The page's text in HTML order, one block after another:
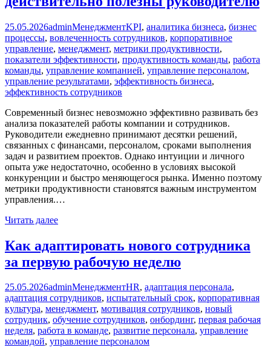
25.05.2026adminМенеджментKPI, аналитика бизнеса, бизнес
процессы, вовлеченность сотрудников, корпоративное
управление, менеджмент, метрики продуктивности,
показатели эффективности, продуктивность команды, работа
команды, управление компанией, управление персоналом,
управление результатами, эффективность бизнеса,
эффективность сотрудников
Современный бизнес невозможно эффективно развивать без
анализа показателей работы компании и сотрудников.
Руководители ежедневно принимают десятки решений,
связанных с финансами, персоналом, сроками выполнения
задач и развитием проектов. Однако интуиции и личного
опыта уже недостаточно, особенно в условиях высокой
конкуренции и быстро меняющегося рынка. Именно поэтому
метрики продуктивности становятся важным инструментом
управления.…
Читать далее
Как адаптировать нового сотрудника
за первую рабочую неделю
25.05.2026adminМенеджментHR, адаптация персонала,
адаптация сотрудников, испытательный срок, корпоративная
культура, менеджмент, мотивация сотрудников, новый
сотрудник, обучение сотрудников, онбординг, первая рабочая
неделя, работа в команде, развитие персонала, управление
командой, управление персоналом